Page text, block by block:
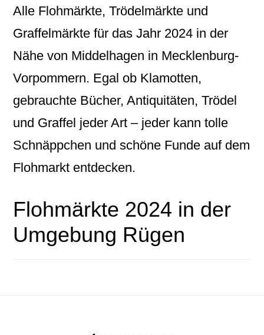
Alle Flohmärkte, Trödelmärkte und
Graffelmärkte für das Jahr 2024 in der
Nähe von Middelhagen in Mecklenburg-
Vorpommern. Egal ob Klamotten,
gebrauchte Bücher, Antiquitäten, Trödel
und Graffel jeder Art – jeder kann tolle
Schnäppchen und schöne Funde auf dem
Flohmarkt entdecken.
Flohmärkte 2024 in der
Umgebung Rügen